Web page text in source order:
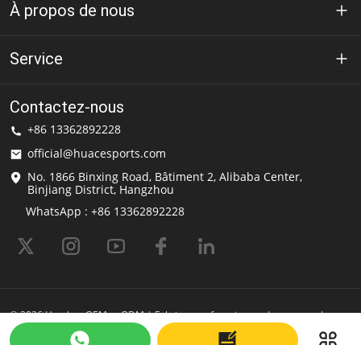
À propos de nous
À propos de Huace
Solution
Service
politique de confidentialité
Conditions d'utilisation
Service de livraison
FAQ
Contactez-nous
+86 13362892228
official@huacesports.com
No. 1866 Binxing Road, Bâtiment 2, Alibaba Center,
Binjiang District, Hangzhou
WhatsApp : +86 13362892228
© 2026 Hemlets OEM et ODM | Fabricant et fournisseur de casques de
sport | HuaceSports Propulsé par Shopastro